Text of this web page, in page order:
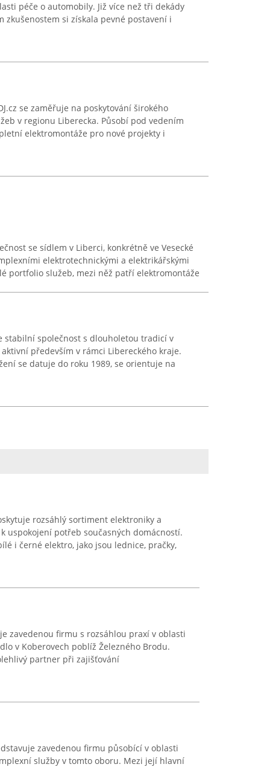
péče o automobily. Již více než tři dekády
si získala pevné postavení i
se zaměřuje na poskytování širokého
v regionu Liberecka. Působí pod vedením
elektromontáže pro nové projekty i
se sídlem v Liberci, konkrétně ve Vesecké
elektrotechnickými a elektrikářskými
portfolio služeb, mezi něž patří elektromontáže
stabilní společnost s dlouholetou tradicí v
především v rámci Libereckého kraje.
se datuje do roku 1989, se orientuje na
rozsáhlý sortiment elektroniky a
uspokojení potřeb současných domácností.
i černé elektro, jako jsou lednice, pračky,
zavedenou firmu s rozsáhlou praxí v oblasti
v Koberovech poblíž Železného Brodu.
partner při zajišťování
zavedenou firmu působící v oblasti
služby v tomto oboru. Mezi její hlavní